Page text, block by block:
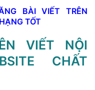
BÀI VIẾT TRÊN
TỐT
VIẾT NỘI
CHẤT